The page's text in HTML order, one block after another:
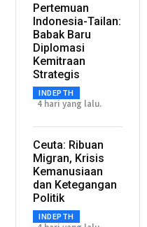
Pertemuan
Indonesia-Tailan:
Babak Baru
Diplomasi
Kemitraan
Strategis
INDEPTH
4 hari yang lalu.
Ceuta: Ribuan
Migran, Krisis
Kemanusiaan
dan Ketegangan
Politik
INDEPTH